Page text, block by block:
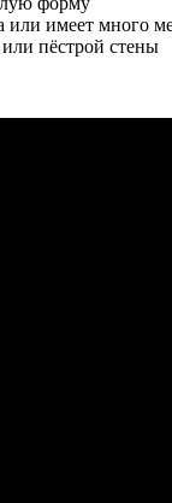
имеет много
пёстрой стены